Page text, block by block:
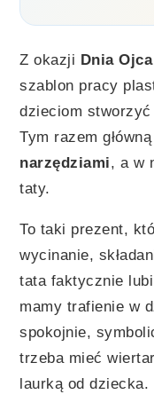
Z okazji Dnia Ojca
szablon pracy
dzieciom
Tym razem
narzędziami, a w
taty.
To taki prezent,
wycinanie,
tata faktycznie
mamy trafienie w
spokojnie,
trzeba mieć
laurką od dziecka.